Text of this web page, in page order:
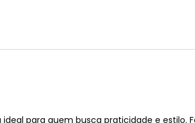
para quem busca praticidade e